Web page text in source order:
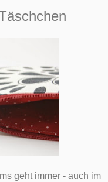
geht immer - auch im